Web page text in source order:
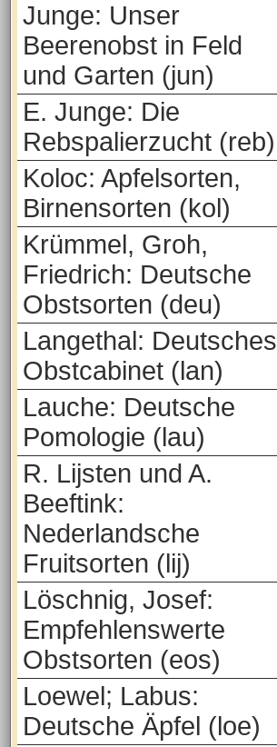
Junge: Unser
Beerenobst in Feld
und Garten (jun)
E. Junge: Die
Rebspalierzucht (reb)
Koloc: Apfelsorten,
Birnensorten (kol)
Krümmel, Groh,
Friedrich: Deutsche
Obstsorten (deu)
Langethal: Deutsches
Obstcabinet (lan)
Lauche: Deutsche
Pomologie (lau)
R. Lijsten und A.
Beeftink:
Nederlandsche
Fruitsorten (lij)
Löschnig, Josef:
Empfehlenswerte
Obstsorten (eos)
Loewel; Labus:
Deutsche Äpfel (loe)